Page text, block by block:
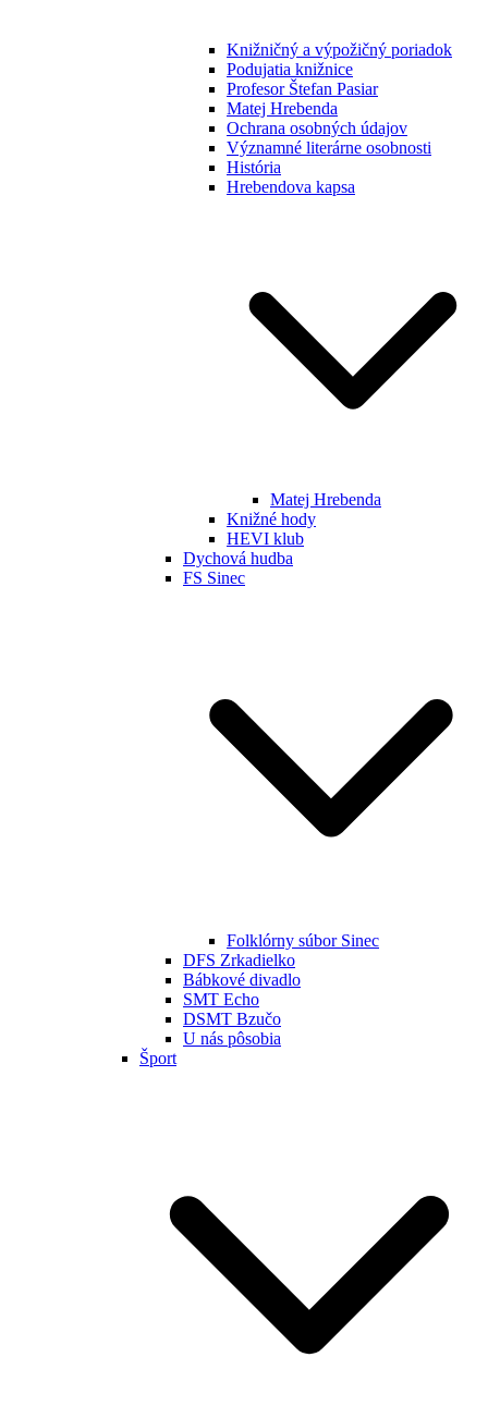
Knižničný a výpožičný poriadok
Podujatia knižnice
Profesor Štefan Pasiar
Matej Hrebenda
Ochrana osobných údajov
Významné literárne osobnosti
História
Hrebendova kapsa
Matej Hrebenda
Knižné hody
HEVI klub
Dychová hudba
FS Sinec
Folklórny súbor Sinec
DFS Zrkadielko
Bábkové divadlo
SMT Echo
DSMT Bzučo
U nás pôsobia
Šport